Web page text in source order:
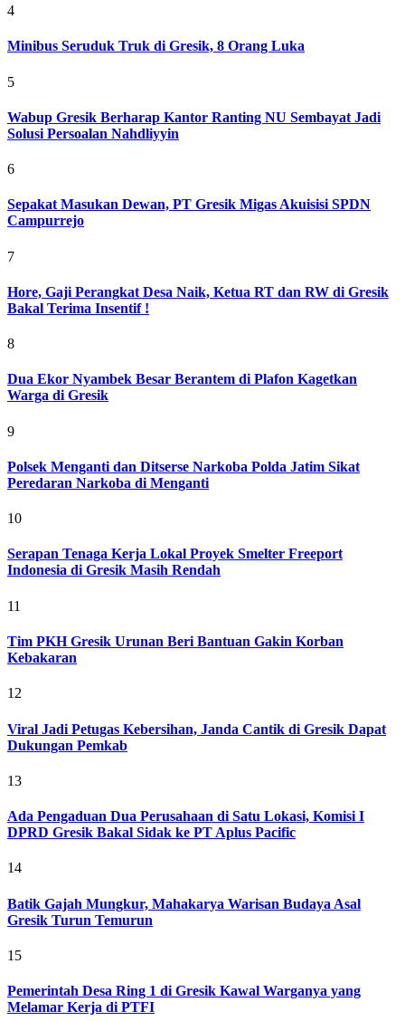
4
Minibus Seruduk Truk di Gresik, 8 Orang Luka
5
Wabup Gresik Berharap Kantor Ranting NU Sembayat Jadi
Solusi Persoalan Nahdliyyin
6
Sepakat Masukan Dewan, PT Gresik Migas Akuisisi SPDN
Campurrejo
7
Hore, Gaji Perangkat Desa Naik, Ketua RT dan RW di Gresik
Bakal Terima Insentif !
8
Dua Ekor Nyambek Besar Berantem di Plafon Kagetkan
Warga di Gresik
9
Polsek Menganti dan Ditserse Narkoba Polda Jatim Sikat
Peredaran Narkoba di Menganti
10
Serapan Tenaga Kerja Lokal Proyek Smelter Freeport
Indonesia di Gresik Masih Rendah
11
Tim PKH Gresik Urunan Beri Bantuan Gakin Korban
Kebakaran
12
Viral Jadi Petugas Kebersihan, Janda Cantik di Gresik Dapat
Dukungan Pemkab
13
Ada Pengaduan Dua Perusahaan di Satu Lokasi, Komisi I
DPRD Gresik Bakal Sidak ke PT Aplus Pacific
14
Batik Gajah Mungkur, Mahakarya Warisan Budaya Asal
Gresik Turun Temurun
15
Pemerintah Desa Ring 1 di Gresik Kawal Warganya yang
Melamar Kerja di PTFI